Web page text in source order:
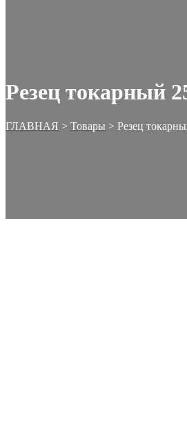
Резец токарный
ГЛАВНАЯ > Товары > Резец